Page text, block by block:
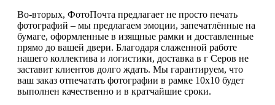
Во-вторых, ФотоПочта предлагает не просто печать
фотографий – мы предлагаем эмоции, запечатлённые на
бумаге, оформленные в изящные рамки и доставленные
прямо до вашей двери. Благодаря слаженной работе
нашего коллектива и логистики, доставка в г Серов не
заставит клиентов долго ждать. Мы гарантируем, что
ваш заказ отпечатать фотографии в рамке 10х10 будет
выполнен качественно и в кратчайшие сроки.